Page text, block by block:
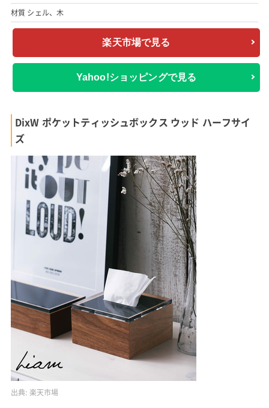
材質 シェル、木
楽天市場で見る
Yahoo!ショッピングで見る
DixW ポケットティッシュボックス ウッド ハーフサイ
ズ
出典: 楽天市場